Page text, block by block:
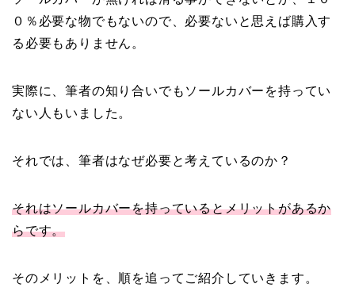
０％必要な物でもないので、必要ないと思えば購入す
る必要もありません。
実際に、筆者の知り合いでもソールカバーを持ってい
ない人もいました。
それでは、筆者はなぜ必要と考えているのか？
それはソールカバーを持っているとメリットがあるか
らです。
そのメリットを、順を追ってご紹介していきます。